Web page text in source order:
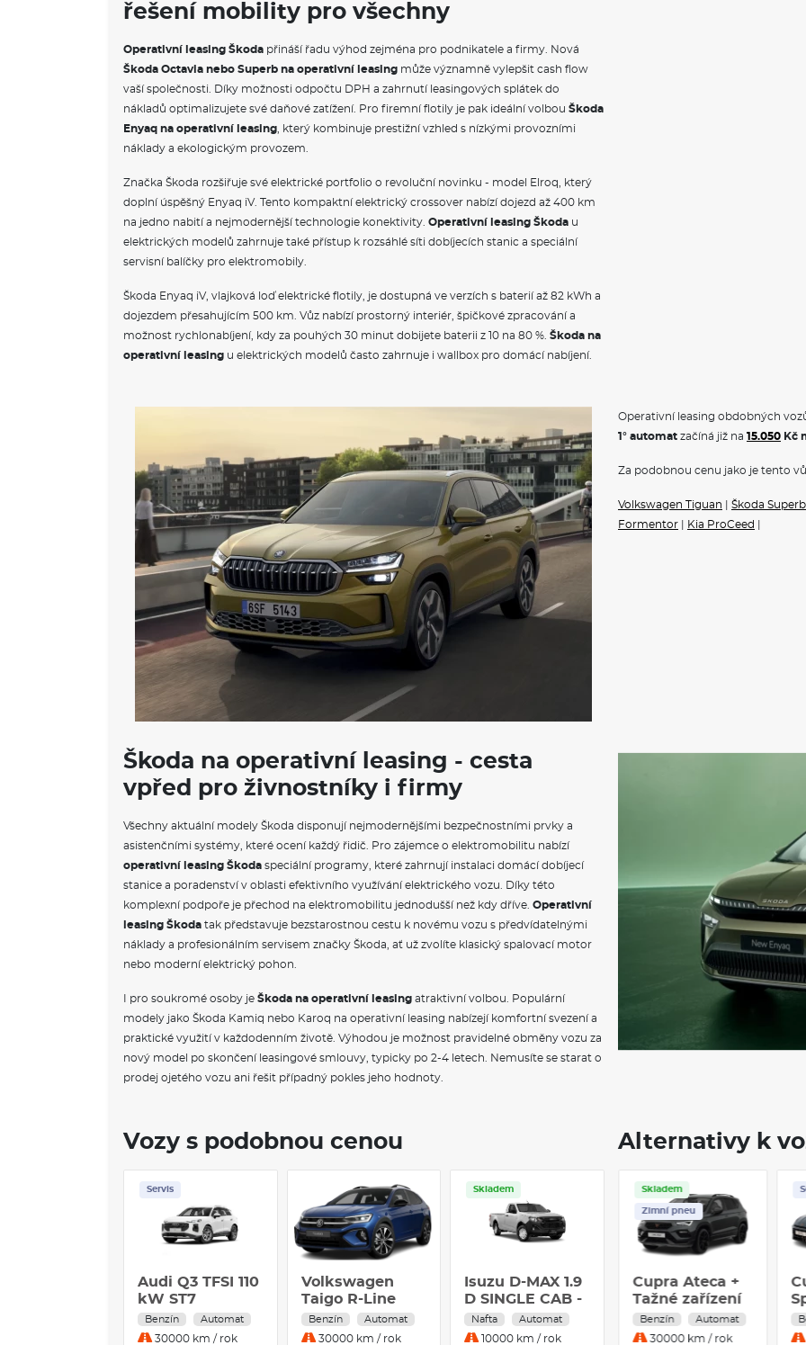
řešení mobility pro všechny
Operativní leasing Škoda přináší řadu výhod zejména pro podnikatele a firmy. Nová
Škoda Octavia nebo Superb na operativní leasing může významně vylepšit cash flow
vaší společnosti. Díky možnosti odpočtu DPH a zahrnutí leasingových splátek do
nákladů optimalizujete své daňové zatížení. Pro firemní flotily je pak ideální volbou Škoda
Enyaq na operativní leasing , který kombinuje prestižní vzhled s nízkými provozními
náklady a ekologickým provozem.
Značka Škoda rozšiřuje své elektrické portfolio o revoluční novinku - model Elroq, který
doplní úspěšný Enyaq iV. Tento kompaktní elektrický crossover nabízí dojezd až 400 km
na jedno nabití a nejmodernější technologie konektivity. Operativní leasing Škoda u
elektrických modelů zahrnuje také přístup k rozsáhlé síti dobíjecích stanic a speciální
servisní balíčky pro elektromobily.
Škoda Enyaq iV, vlajková loď elektrické flotily, je dostupná ve verzích s baterií až 82 kWh a
dojezdem přesahujícím 500 km. Vůz nabízí prostorný interiér, špičkové zpracování a
možnost rychlonabíjení, kdy za pouhých 30 minut dobijete baterii z 10 na 80 %. Škoda na
operativní leasing u elektrických modelů často zahrnuje i wallbox pro domácí nabíjení.
Operativní leasing obdobných
1° automat začíná již na 15.050 Kč
Za podobnou cenu jako je tento
Volkswagen Tiguan Škoda Superb
Formentor
Kia ProCeed
Škoda na operativní leasing - cesta
vpřed pro živnostníky i firmy
Všechny aktuální modely Škoda disponují nejmodernějšími bezpečnostními prvky a
asistenčními systémy, které ocení každý řidič. Pro zájemce o elektromobilitu nabízí
operativní leasing Škoda speciální programy, které zahrnují instalaci domácí dobíjecí
stanice a poradenství v oblasti efektivního využívání elektrického vozu. Díky této
komplexní podpoře je přechod na elektromobilitu jednodušší než kdy dříve. Operativní
leasing Škoda tak představuje bezstarostnou cestu k novému vozu s předvídatelnými
náklady a profesionálním servisem značky Škoda, ať už zvolíte klasický spalovací motor
nebo moderní elektrický pohon.
I pro soukromé osoby je Škoda na operativní leasing atraktivní volbou. Populární
modely jako Škoda Kamiq nebo Karoq na operativní leasing nabízejí komfortní svezení a
praktické využití v každodenním životě. Výhodou je možnost pravidelné obměny vozu za
nový model po skončení leasingové smlouvy, typicky po 2-4 letech. Nemusíte se starat o
prodej ojetého vozu ani řešit případný pokles jeho hodnoty.
Vozy s podobnou cenou
Volkswagen
Taigo R-Line
People 1,5 TSI
Benzín Automat
30000 km / rok
Skladem
Isuzu D-MAX 1.9
D SINGLE CAB -
L 4WD AT
Nafta Automat
10000 km / rok
Skladem
Kia EV3 AIR +
HEAT, 81,4kWh,
150 kW
Elektro Automat
20000 km / rok
Alternativy k
Skladem
Zimní pneu
Cupra Ateca 1.5
TSI DSG7 110kW
4x2
Benzín Automat
30000 km / rok